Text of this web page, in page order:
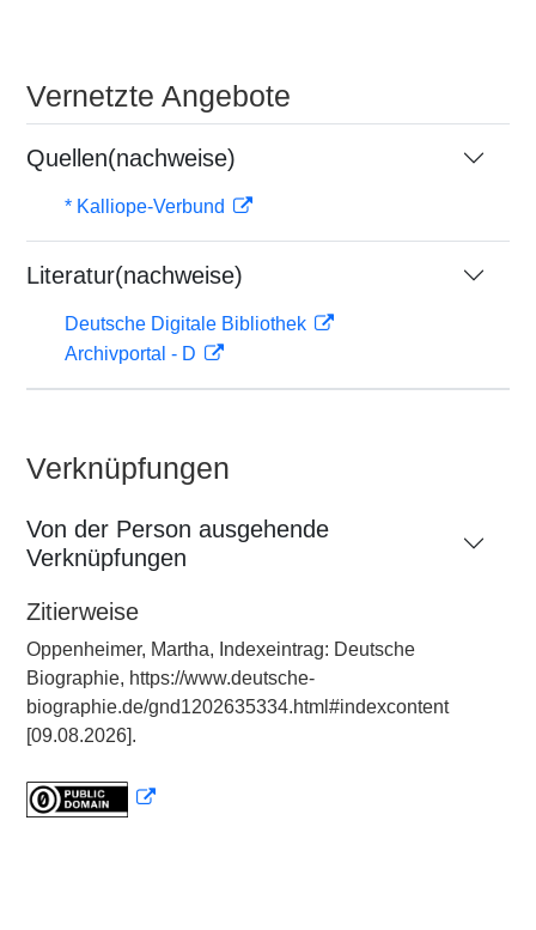
Vernetzte Angebote
Quellen(nachweise)
* Kalliope-Verbund
Literatur(nachweise)
Deutsche Digitale Bibliothek
Archivportal - D
Verknüpfungen
Von der Person ausgehende
Verknüpfungen
Zitierweise
Oppenheimer, Martha, Indexeintrag: Deutsche
Biographie, https://www.deutsche-
biographie.de/gnd1202635334.html#indexcontent
[09.08.2026].